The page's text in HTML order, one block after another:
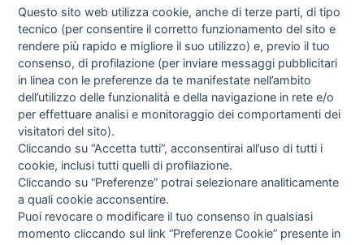
I libri Vedi tutti
Questo sito web utilizza cookie, anche di terze parti, di tipo
tecnico (per consentire il corretto funzionamento del sito e
rendere più rapido e migliore il suo utilizzo) e, previo il tuo
consenso, di profilazione (per inviare messaggi pubblicitari
in linea con le preferenze da te manifestate nell’ambito
dell’utilizzo delle funzionalità e della navigazione in rete e/o
per effettuare analisi e monitoraggio dei comportamenti dei
visitatori del sito).
Cliccando su “Accetta tutti”, acconsentirai all’uso di tutti i
cookie, inclusi tutti quelli di profilazione.
Cliccando su “Preferenze” potrai selezionare analiticamente
a quali cookie acconsentire.
Puoi revocare o modificare il tuo consenso in qualsiasi
momento cliccando sul link “Preferenze Cookie” presente in